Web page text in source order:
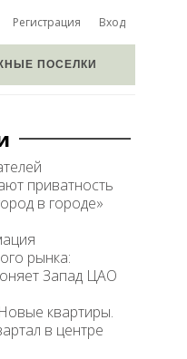
Регистрация Вход
ПОСЕЛКИ
приватность
в городе»
рынка:
Запад ЦАО
квартиры.
в центре